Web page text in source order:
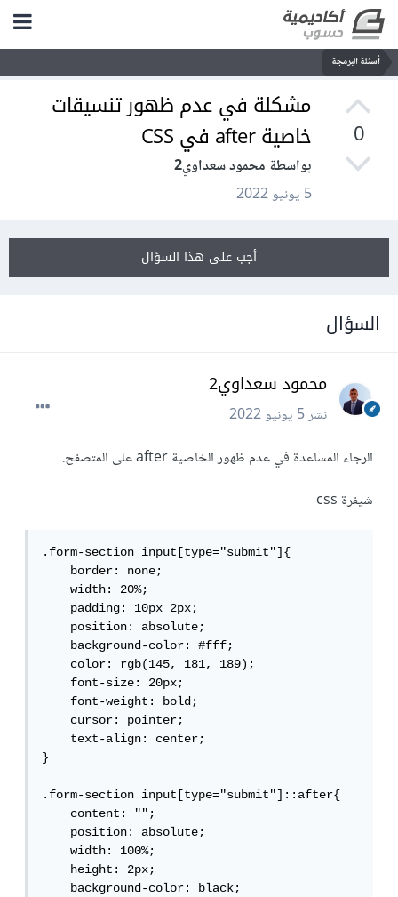
أسئلة البرمجة
0
مشكلة في عدم ظهور تنسيقات
خاصية after في CSS
بواسطة محمود سعداوي2
5 يونيو 2022
أجب على هذا السؤال
السؤال
محمود سعداوي2
نشر5 يونيو 2022
الرجاء المساعدة في عدم ظهور الخاصية after على المتصفح.
شيفرة css
.form-section input[type="submit"]{
border: none;
width: 20%;
padding: 10px 2px;
position: absolute;
background-color: #fff;
color: rgb(145, 181, 189);
font-size: 20px;
font-weight: bold;
cursor: pointer;
text-align: center;
}
.form-section input[type="submit"]::after{
content: "";
position: absolute;
    width: 100%;
height: 2px;
background-color: black;